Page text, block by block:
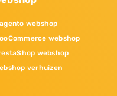
webshop
webshop
webshop
verhuizen